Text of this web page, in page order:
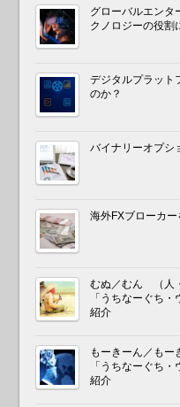
グローバルエンタ
クノロジーの役割
デジタルプラット
のか？
バイナリーオプシ
海外FXブローカー
むぬ／むん （人
「うちなーぐち
紹介
もーきーん／も
「うちなーぐち
紹介